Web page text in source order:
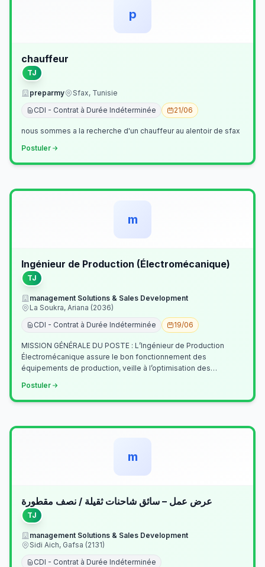
p
chauffeur
TJ
preparmy
Sfax, Tunisie
CDI - Contrat à Durée Indéterminée
21/06
nous sommes a la recherche d'un chauffeur au alentoir de sfax
Postuler
m
Ingénieur de Production (Électromécanique)
TJ
management Solutions & Sales Development
La Soukra, Ariana (2036)
CDI - Contrat à Durée Indéterminée
19/06
MISSION GÉNÉRALE DU POSTE : L’Ingénieur de Production
Électromécanique assure le bon fonctionnement des
équipements de production, veille à l’optimisation des
Postuler
m
عرض عمل – سائق شاحنات ثقيلة / نصف مقطورة
TJ
management Solutions & Sales Development
Sidi Aich, Gafsa (2131)
CDI - Contrat à Durée Indéterminée